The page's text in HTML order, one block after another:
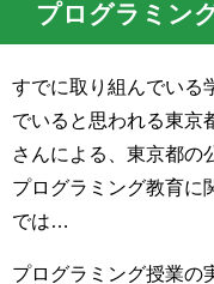
プログラミン
すでに取り組んでいる
でいると思われる東京
さんによる、東京都の
プログラミング教育に
では…
プログラミング授業の